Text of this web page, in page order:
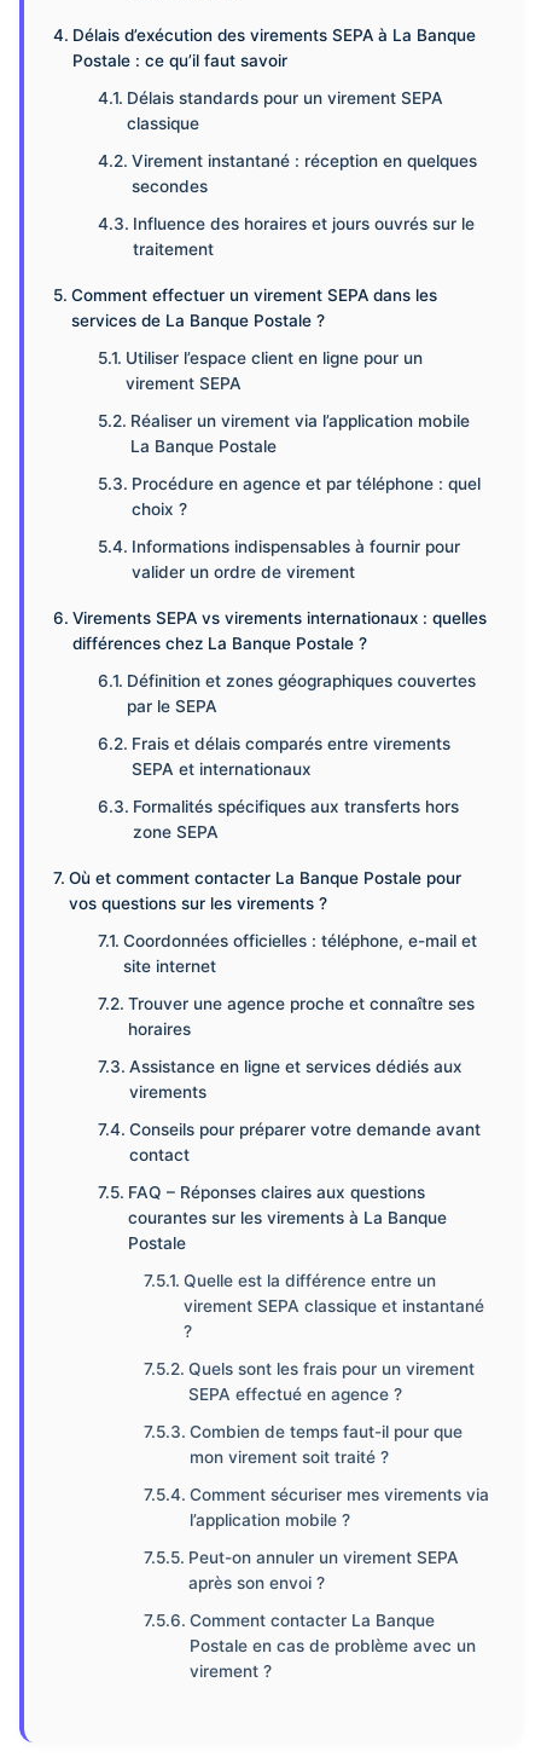
Délais d’exécution des virements SEPA à La Banque
Postale : ce qu’il faut savoir
Délais standards pour un virement SEPA
classique
Virement instantané : réception en quelques
secondes
Influence des horaires et jours ouvrés sur le
traitement
Comment effectuer un virement SEPA dans les
services de La Banque Postale ?
Utiliser l’espace client en ligne pour un
virement SEPA
Réaliser un virement via l’application mobile
La Banque Postale
Procédure en agence et par téléphone : quel
choix ?
Informations indispensables à fournir pour
valider un ordre de virement
Virements SEPA vs virements internationaux : quelles
différences chez La Banque Postale ?
Définition et zones géographiques couvertes
par le SEPA
Frais et délais comparés entre virements
SEPA et internationaux
Formalités spécifiques aux transferts hors
zone SEPA
Où et comment contacter La Banque Postale pour
vos questions sur les virements ?
Coordonnées officielles : téléphone, e-mail et
site internet
Trouver une agence proche et connaître ses
horaires
Assistance en ligne et services dédiés aux
virements
Conseils pour préparer votre demande avant
contact
FAQ – Réponses claires aux questions
courantes sur les virements à La Banque
Postale
Quelle est la différence entre un
virement SEPA classique et instantané
?
Quels sont les frais pour un virement
SEPA effectué en agence ?
Combien de temps faut-il pour que
mon virement soit traité ?
Comment sécuriser mes virements via
l’application mobile ?
Peut-on annuler un virement SEPA
après son envoi ?
Comment contacter La Banque
Postale en cas de problème avec un
virement ?